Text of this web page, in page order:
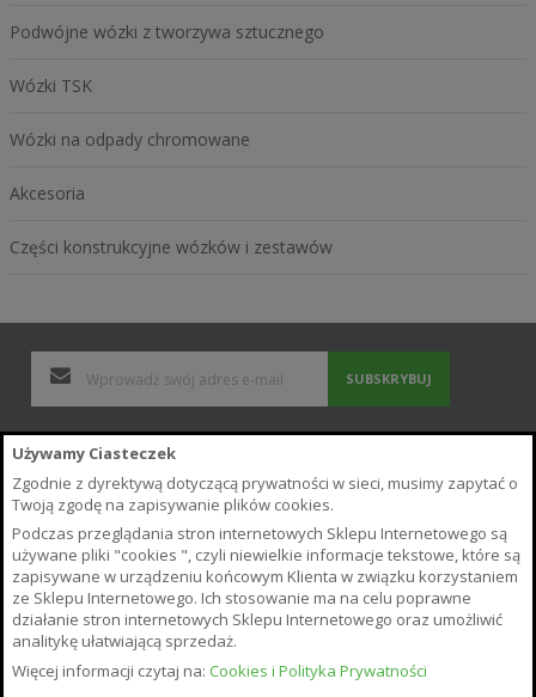
Używamy Ciasteczek
Zgodnie z dyrektywą dotyczącą prywatności w sieci, musimy zapytać o
Twoją zgodę na zapisywanie plików cookies.
Podczas przeglądania stron internetowych Sklepu Internetowego są
używane pliki "cookies ", czyli niewielkie informacje tekstowe, które są
zapisywane w urządzeniu końcowym Klienta w związku korzystaniem
ze Sklepu Internetowego. Ich stosowanie ma na celu poprawne
działanie stron internetowych Sklepu Internetowego oraz umożliwić
analitykę ułatwiającą sprzedaż.
Więcej informacji czytaj na: Cookies i Polityka Prywatności
Podwójne wózki z tworzywa sztucznego
Wózki TSK
Wózki na odpady chromowane
Akcesoria
Części konstrukcyjne wózków i zestawów
SUBSKRYBUJ
Polityka Prywatności i Cookies
Wyszukiwane frazy
Zamówienia i zwroty
Poradnik
Regulamin Sklepu
O Sklepie
Płatność i Dostawa
Warunki odstąpienia od umowy